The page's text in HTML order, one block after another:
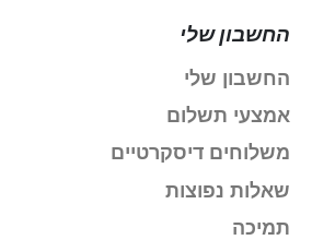
החשבון שלי
החשבון שלי
אמצעי תשלום
משלוחים דיסקרטיים
שאלות נפוצות
תמיכה